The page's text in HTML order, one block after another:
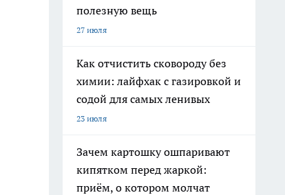
полезную вещь
27 июля
Как отчистить сковороду без
химии: лайфхак с газировкой и
содой для самых ленивых
23 июля
Зачем картошку ошпаривают
кипятком перед жаркой:
приём, о котором молчат